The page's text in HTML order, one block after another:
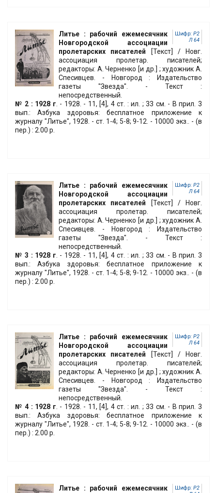
Шифр: Р2
Л 64
Литье : рабочий ежемесячник
Новгородской ассоциации
пролетарских писателей
[Текст] / Новг.
ассоциация пролетар. писателей;
редакторы: А. Черненко [и др.] ; художник А.
Спесивцев. - Новгород : Издательство
газеты "Звезда". - Текст :
непосредственный.
№ 2 : 1928 г. - 1928. - 11, [4], 4 ст. : ил. ; 33 см. - В прил. 3
вып.: Азбука здоровья: бесплатное приложение к
журналу "Литье", 1928. - ст. 1-4; 5-8; 9-12. - 10000 экз.. - (в
пер.) : 2.00 р.
Шифр: Р2
Л 64
Литье : рабочий ежемесячник
Новгородской ассоциации
пролетарских писателей
[Текст] / Новг.
ассоциация пролетар. писателей;
редакторы: А. Черненко [и др.] ; художник А.
Спесивцев. - Новгород : Издательство
газеты "Звезда". - Текст :
непосредственный.
№ 3 : 1928 г. - 1928. - 11, [4], 4 ст. : ил. ; 33 см. - В прил. 3
вып.: Азбука здоровья: бесплатное приложение к
журналу "Литье", 1928. - ст. 1-4; 5-8; 9-12. - 10000 экз.. - (в
пер.) : 2.00 р.
Шифр: Р2
Л 64
Литье : рабочий ежемесячник
Новгородской ассоциации
пролетарских писателей
[Текст] / Новг.
ассоциация пролетар. писателей;
редакторы: А. Черненко [и др.] ; художник А.
Спесивцев. - Новгород : Издательство
газеты "Звезда". - Текст :
непосредственный.
№ 4 : 1928 г. - 1928. - 11, [4], 4 ст. : ил. ; 33 см. - В прил. 3
вып.: Азбука здоровья: бесплатное приложение к
журналу "Литье", 1928. - ст. 1-4; 5-8; 9-12. - 10000 экз.. - (в
пер.) : 2.00 р.
Шифр: Р2
Литье : рабочий ежемесячник